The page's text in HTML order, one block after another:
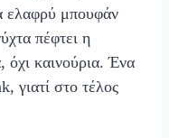
ελαφρύ μπουφάν
πέφτει η
όχι καινούρια. Ένα
γιατί στο τέλος